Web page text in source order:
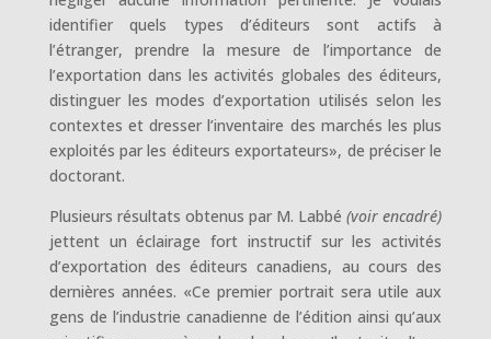
identifier quels types d’éditeurs sont actifs à
l’étranger, prendre la mesure de l’importance de
l’exportation dans les activités globales des éditeurs,
distinguer les modes d’exportation utilisés selon les
contextes et dresser l’inventaire des marchés les plus
exploités par les éditeurs exportateurs», de préciser le
doctorant.
Plusieurs résultats obtenus par M. Labbé(voir encadré)
jettent un éclairage fort instructif sur les activités
d’exportation des éditeurs canadiens, au cours des
dernières années. «Ce premier portrait sera utile aux
gens de l’industrie canadienne de l’édition ainsi qu’aux